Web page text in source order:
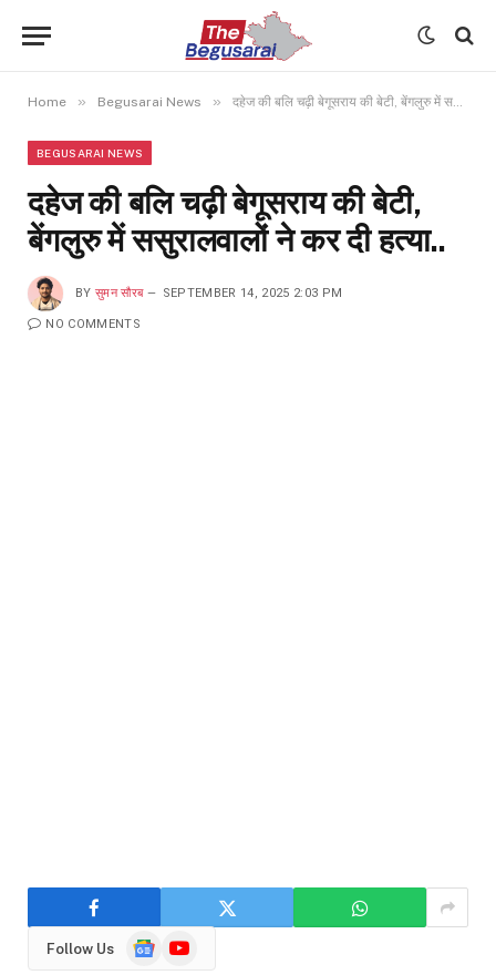
Home » Begusarai News » दहेज की बलि चढ़ी बेगूसराय की बेटी, बेंगलुरु में ससुरालवालों ने कर दी हत्या..
BEGUSARAI NEWS
दहेज की बलि चढ़ी बेगूसराय की बेटी,
बेंगलुरु में ससुरालवालों ने कर दी हत्या..
BY सुमन सौरब SEPTEMBER 14, 2025 2:03 PM
NO COMMENTS
Follow Us
GoogleYouTube